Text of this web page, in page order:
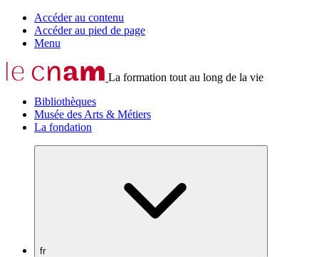
Accéder au contenu
Accéder au pied de page
Menu
La formation tout au long de la vie
Bibliothèques
Musée des Arts & Métiers
La fondation
fr